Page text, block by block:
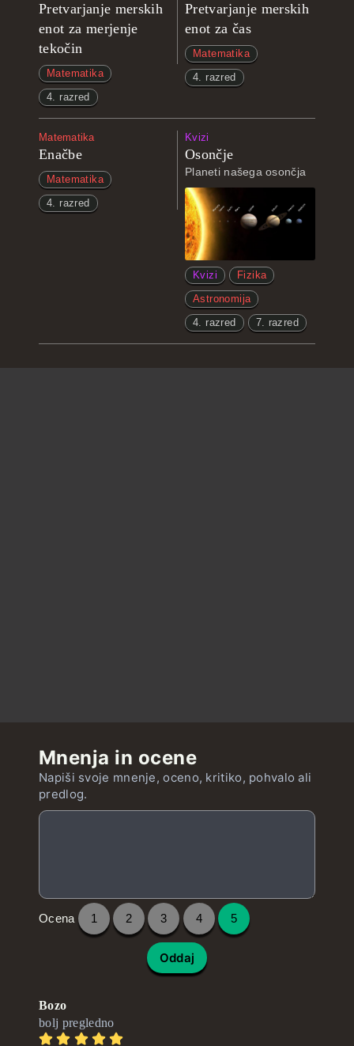
Pretvarjanje merskih
enot za merjenje
tekočin
Matematika
4. razred
Pretvarjanje merskih
enot za čas
Matematika
4. razred
Matematika
Enačbe
Matematika
4. razred
Kvizi
Osončje
Planeti našega osončja
Kvizi
Fizika
Astronomija
4. razred
7. razred
Mnenja in ocene
Napiši svoje mnenje, oceno, kritiko, pohvalo ali
predlog.
Ocena 1 2 3 4 5
Oddaj
Bozo
bolj pregledno